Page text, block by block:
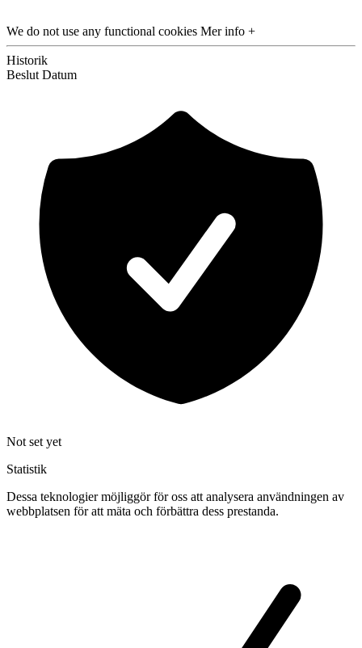
We do not use any functional cookies Mer info +
Historik
Beslut Datum
Not set yet
Statistik
Dessa teknologier möjliggör för oss att analysera användningen av
webbplatsen för att mäta och förbättra dess prestanda.